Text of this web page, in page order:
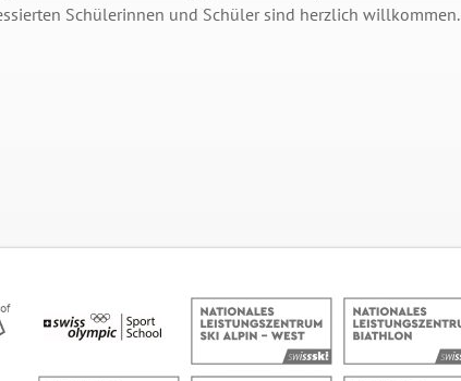
Schülerinnen und Schüler sind herzlich willkommen.